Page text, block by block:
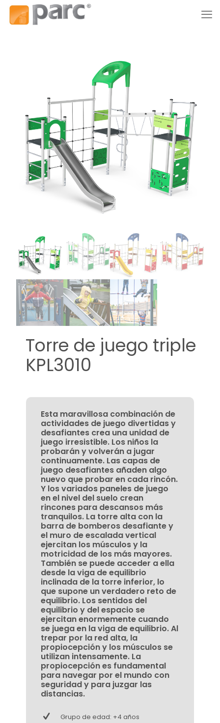
Torre de juego triple
KPL3010
Esta maravillosa combinación de
actividades de juego divertidas y
desafiantes crea una unidad de
juego irresistible. Los niños la
probarán y volverán a jugar
continuamente. Las capas de
juego desafiantes añaden algo
nuevo que probar en cada rincón.
Y los variados paneles de juego
en el nivel del suelo crean
rincones para descansos más
tranquilos. La torre alta con la
barra de bomberos desafiante y
el muro de escalada vertical
ejercitan los músculos y la
motricidad de los más mayores.
También se puede acceder a ella
desde la viga de equilibrio
inclinada de la torre inferior, lo
que supone un verdadero reto de
equilibrio. Los sentidos del
equilibrio y del espacio se
ejercitan enormemente cuando
se juega en la viga de equilibrio. Al
trepar por la red alta, la
propiocepción y los músculos se
utilizan intensamente. La
propiocepción es fundamental
para navegar por el mundo con
seguridad y para juzgar las
distancias.
Grupo de edad: +4 años